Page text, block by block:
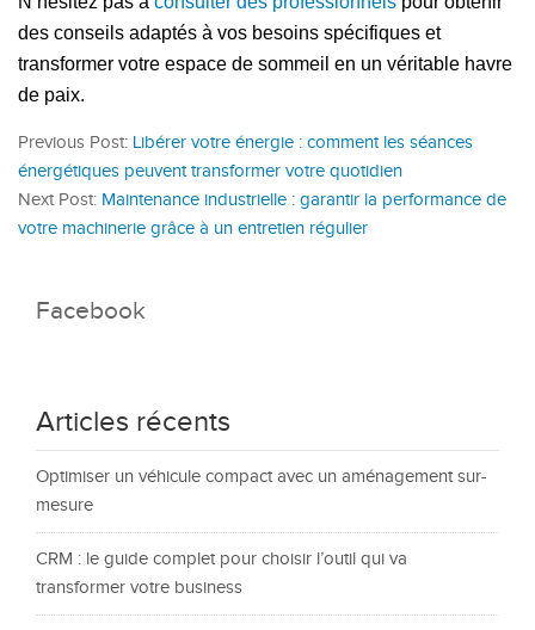
des conseils adaptés à vos besoins spécifiques et
transformer votre espace de sommeil en un véritable havre
de paix.
Previous Post: Libérer votre énergie : comment les séances
énergétiques peuvent transformer votre quotidien
Next Post: Maintenance industrielle : garantir la performance de
votre machinerie grâce à un entretien régulier
Facebook
Articles récents
Optimiser un véhicule compact avec un aménagement sur-
mesure
CRM : le guide complet pour choisir l’outil qui va
transformer votre business